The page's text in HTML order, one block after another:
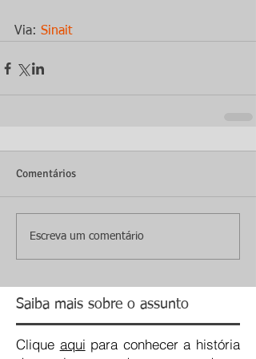
Via: Sinait
Comentários
Escreva um comentário
Saiba mais sobre o assunto
Clique aqui para conhecer a história